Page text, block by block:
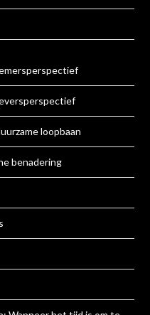
loopbaan
benadering